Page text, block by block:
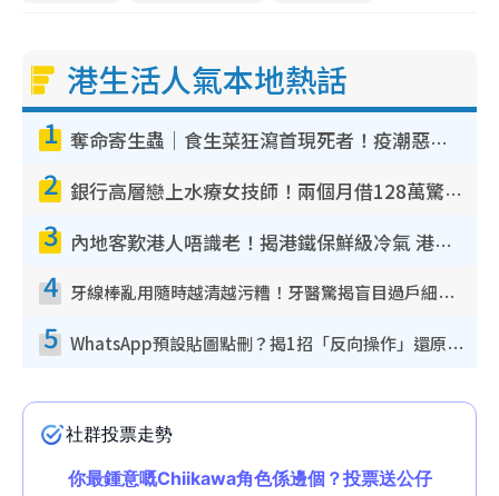
港生活人氣本地熱話
1 奪命寄生蟲｜食生菜狂瀉首現死者！疫潮惡化錄1.8萬宗病例 揭洗菜3大謬誤
2 銀行高層戀上水療女技師！兩個月借128萬驚覺「沉船」沉落火海 揭背後疑似邪教操控賣淫
3 內地客歎港人唔識老！揭港鐵保鮮級冷氣 港人求放過：咪投訴
4 牙線棒亂用隨時越清越污糟！牙醫驚揭盲目過戶細菌恐致蛀牙：呢種先係日常真保養
5 WhatsApp預設貼圖點刪？揭1招「反向操作」還原簡潔介面 附3步實測教學